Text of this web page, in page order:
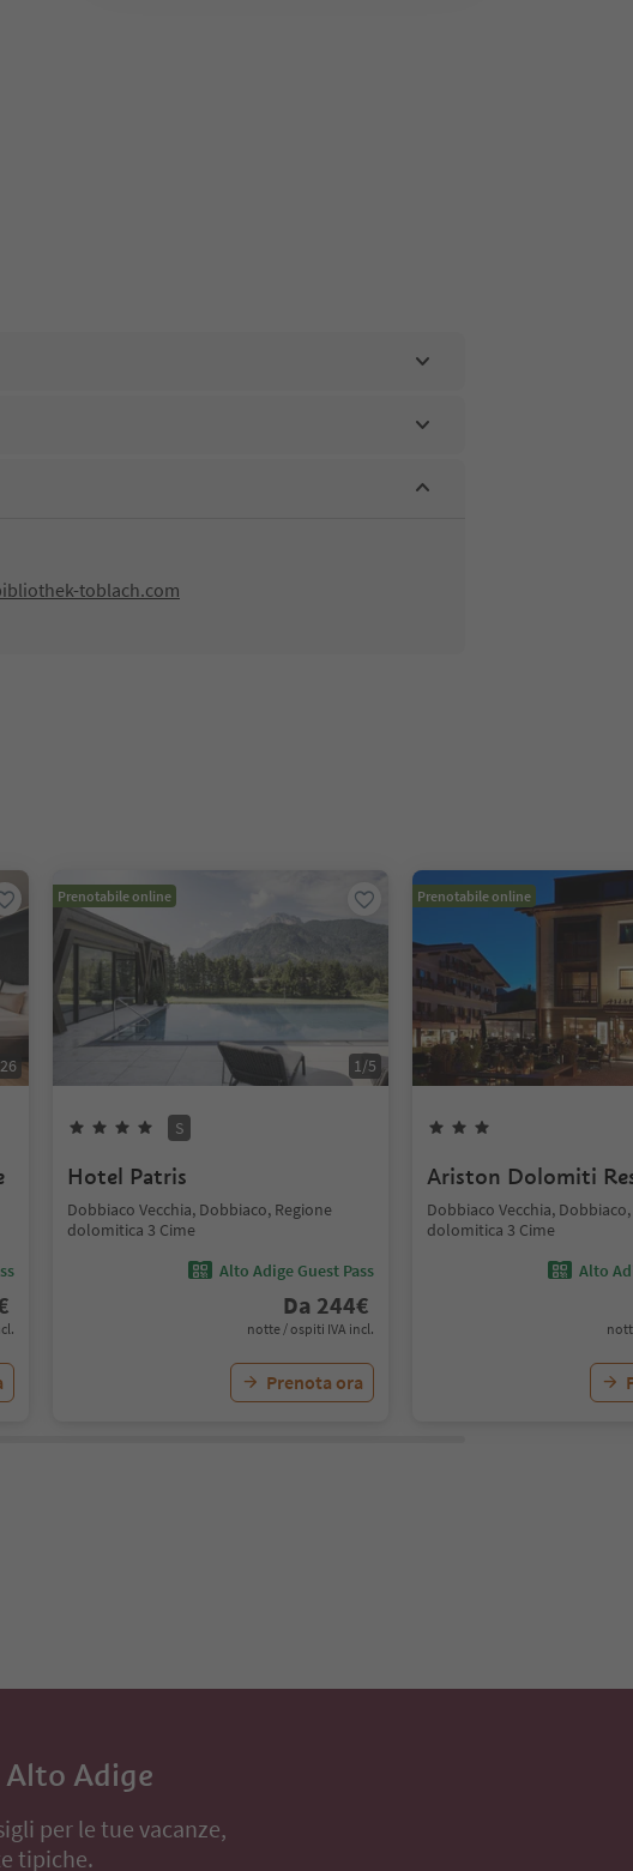
toblach.com
26
Prenotabile online
1/5
S
Hotel Patris
Dobbiaco Vecchia, Dobbiaco, Regione
dolomitica 3 Cime
Alto Adige Guest Pass
Da 244€
notte / ospiti IVA incl.
Prenota ora
Prenotabile online
Ariston Dolomiti
Dobbiaco Vecchia,
dolomitica 3 Cime
Alto
Alto Adige
per le tue vacanze,
tipiche.